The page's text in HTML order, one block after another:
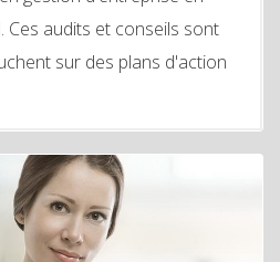
Ces audits et conseils sont
sur des plans d'action